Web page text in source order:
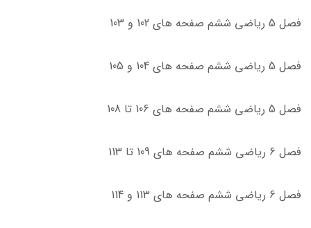
فصل 5 ریاضی ششم صفحه های 102 و 103
فصل 5 ریاضی ششم صفحه های 104 و 105
فصل 5 ریاضی ششم صفحه های 106 تا 108
فصل 6 ریاضی ششم صفحه های 109 تا 113
فصل 6 ریاضی ششم صفحه های 113 و 114